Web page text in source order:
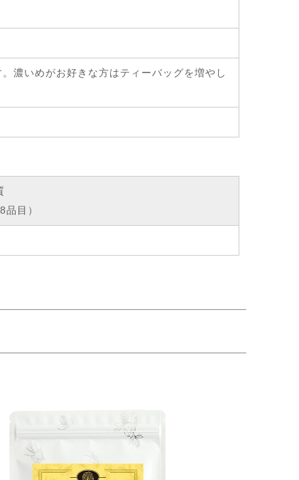
濃いめがお好きな方はティーバッグを増やし
目）